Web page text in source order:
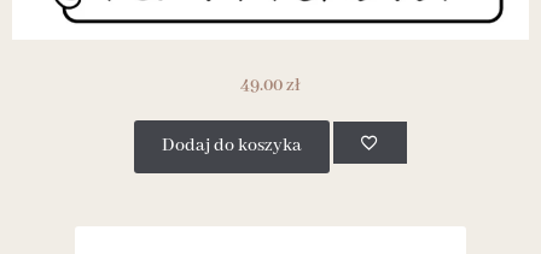
49.00zł
Dodaj do koszyka